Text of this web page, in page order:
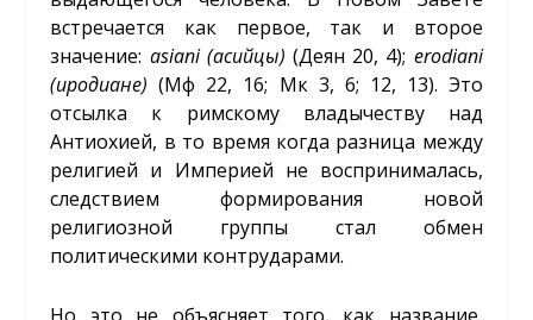
встречается как первое, так и второе
значение: asiani (асийцы)(Деян 20, 4); erodiani
(иродиане)(Мф 22, 16; Мк 3, 6; 12, 13). Это
отсылка к римскому владычеству над
Антиохией, в то время когда разница между
религией и Империей не воспринималась,
следствием формирования новой
религиозной группы стал обмен
политическими контрударами.
Но это не объясняет того, как название,